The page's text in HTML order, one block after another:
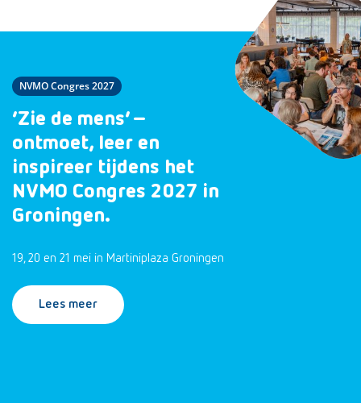
NVMO Congres 2027
‘Zie de mens’ –
ontmoet, leer en
inspireer tijdens het
NVMO Congres 2027 in
Groningen.
19, 20 en 21 mei in Martiniplaza Groningen
Lees meer